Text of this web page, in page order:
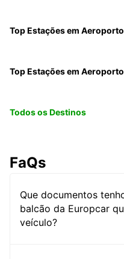
Top Estações em Aeroporto
Top Estações em Aeroporto
Todos os Destinos
FaQs
Que documentos
balcão da Europcar
veículo?